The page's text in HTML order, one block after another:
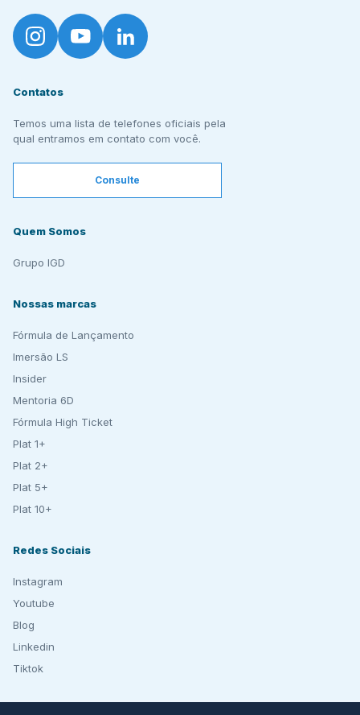
Contatos
Temos uma lista de telefones oficiais pela
qual entramos em contato com você.
Consulte
Quem Somos
Grupo IGD
Nossas marcas
Fórmula de Lançamento
Imersão LS
Insider
Mentoria 6D
Fórmula High Ticket
Plat 1+
Plat 2+
Plat 5+
Plat 10+
Redes Sociais
Instagram
Youtube
Blog
Linkedin
Tiktok